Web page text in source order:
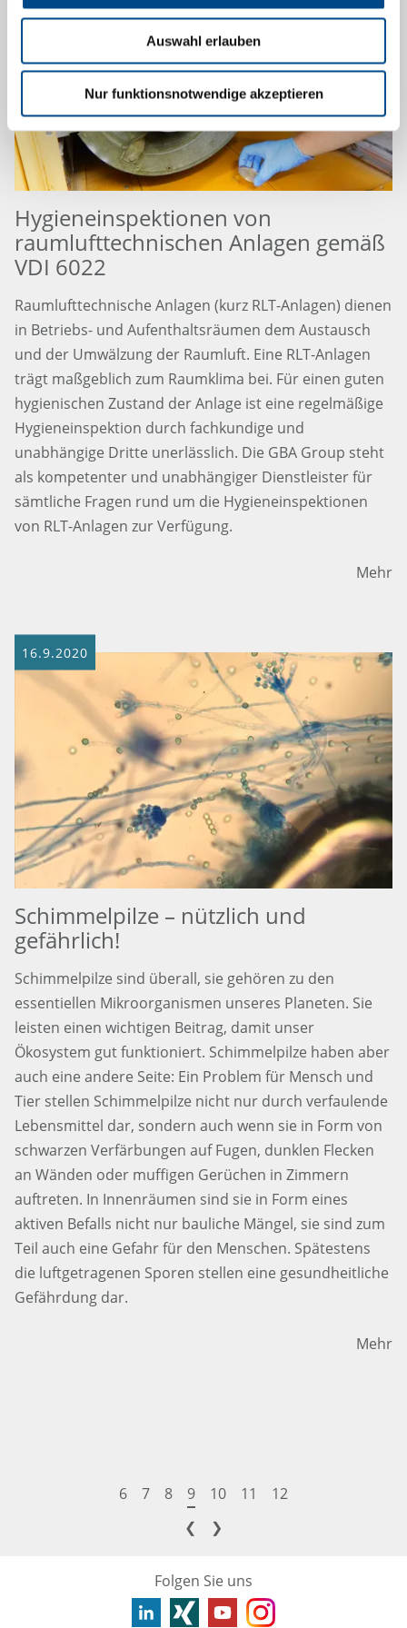
Auswahl erlauben
Nur funktionsnotwendige akzeptieren
Hygieneinspektionen von
raumlufttechnischen Anlagen gemäß
VDI 6022
Raumlufttechnische Anlagen (kurz RLT-Anlagen) dienen
in Betriebs- und Aufenthaltsräumen dem Austausch
und der Umwälzung der Raumluft. Eine RLT-Anlagen
trägt maßgeblich zum Raumklima bei. Für einen guten
hygienischen Zustand der Anlage ist eine regelmäßige
Hygieneinspektion durch fachkundige und
unabhängige Dritte unerlässlich. Die GBA Group steht
als kompetenter und unabhängiger Dienstleister für
sämtliche Fragen rund um die Hygieneinspektionen
von RLT-Anlagen zur Verfügung.
Mehr
16.9.2020
Schimmelpilze – nützlich und
gefährlich!
Schimmelpilze sind überall, sie gehören zu den
essentiellen Mikroorganismen unseres Planeten. Sie
leisten einen wichtigen Beitrag, damit unser
Ökosystem gut funktioniert. Schimmelpilze haben aber
auch eine andere Seite: Ein Problem für Mensch und
Tier stellen Schimmelpilze nicht nur durch verfaulende
Lebensmittel dar, sondern auch wenn sie in Form von
schwarzen Verfärbungen auf Fugen, dunklen Flecken
an Wänden oder muffigen Gerüchen in Zimmern
auftreten. In Innenräumen sind sie in Form eines
aktiven Befalls nicht nur bauliche Mängel, sie sind zum
Teil auch eine Gefahr für den Menschen. Spätestens
die luftgetragenen Sporen stellen eine gesundheitliche
Gefährdung dar.
Mehr
6 7 8 9 10 11
12
❮
❯
Folgen Sie uns